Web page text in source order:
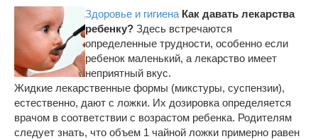
Здоровье и гигиена Как давать лекарства
ребенку? Здесь встречаются
определенные трудности, особенно если
ребенок маленький, а лекарство имеет
неприятный вкус.
Жидкие лекарственные формы (микстуры, суспензии),
естественно, дают с ложки. Их дозировка определяется
врачом в соответствии с возрастом ребенка. Родителям
следует знать, что объем 1 чайной ложки примерно равен